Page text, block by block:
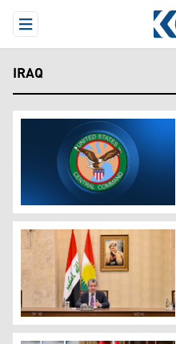
Open Menu
IRAQ
CENTCOM: Hêzên me
Mesrûr Barzanî